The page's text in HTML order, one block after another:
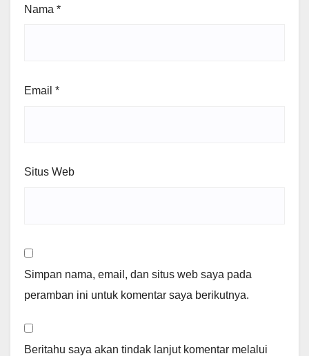
Nama *
Email *
Situs Web
Simpan nama, email, dan situs web saya pada
peramban ini untuk komentar saya berikutnya.
Beritahu saya akan tindak lanjut komentar melalui